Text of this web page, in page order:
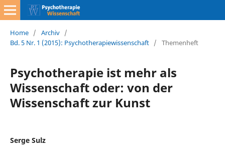
Home / Archiv /
Bd. 5 Nr. 1 (2015): Psychotherapiewissenschaft / Themenheft
Psychotherapie ist mehr als
Wissenschaft oder: von der
Wissenschaft zur Kunst
Serge Sulz